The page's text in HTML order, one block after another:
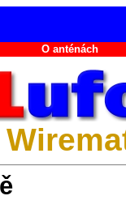
O anténách